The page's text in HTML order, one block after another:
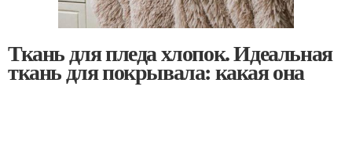
Ткань для пледа хлопок. Идеальная
ткань для покрывала: какая она